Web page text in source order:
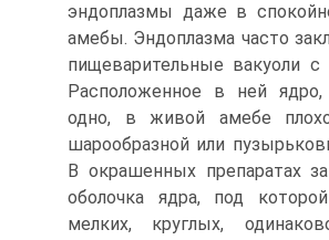
эндоплазмы даже в
амебы. Эндоплазма часто
пищеварительные вакуоли
Расположенное в ней ядро,
одно, в живой амебе
шарообразной или
В окрашенных препаратах
оболочка ядра, под
мелких, круглых,